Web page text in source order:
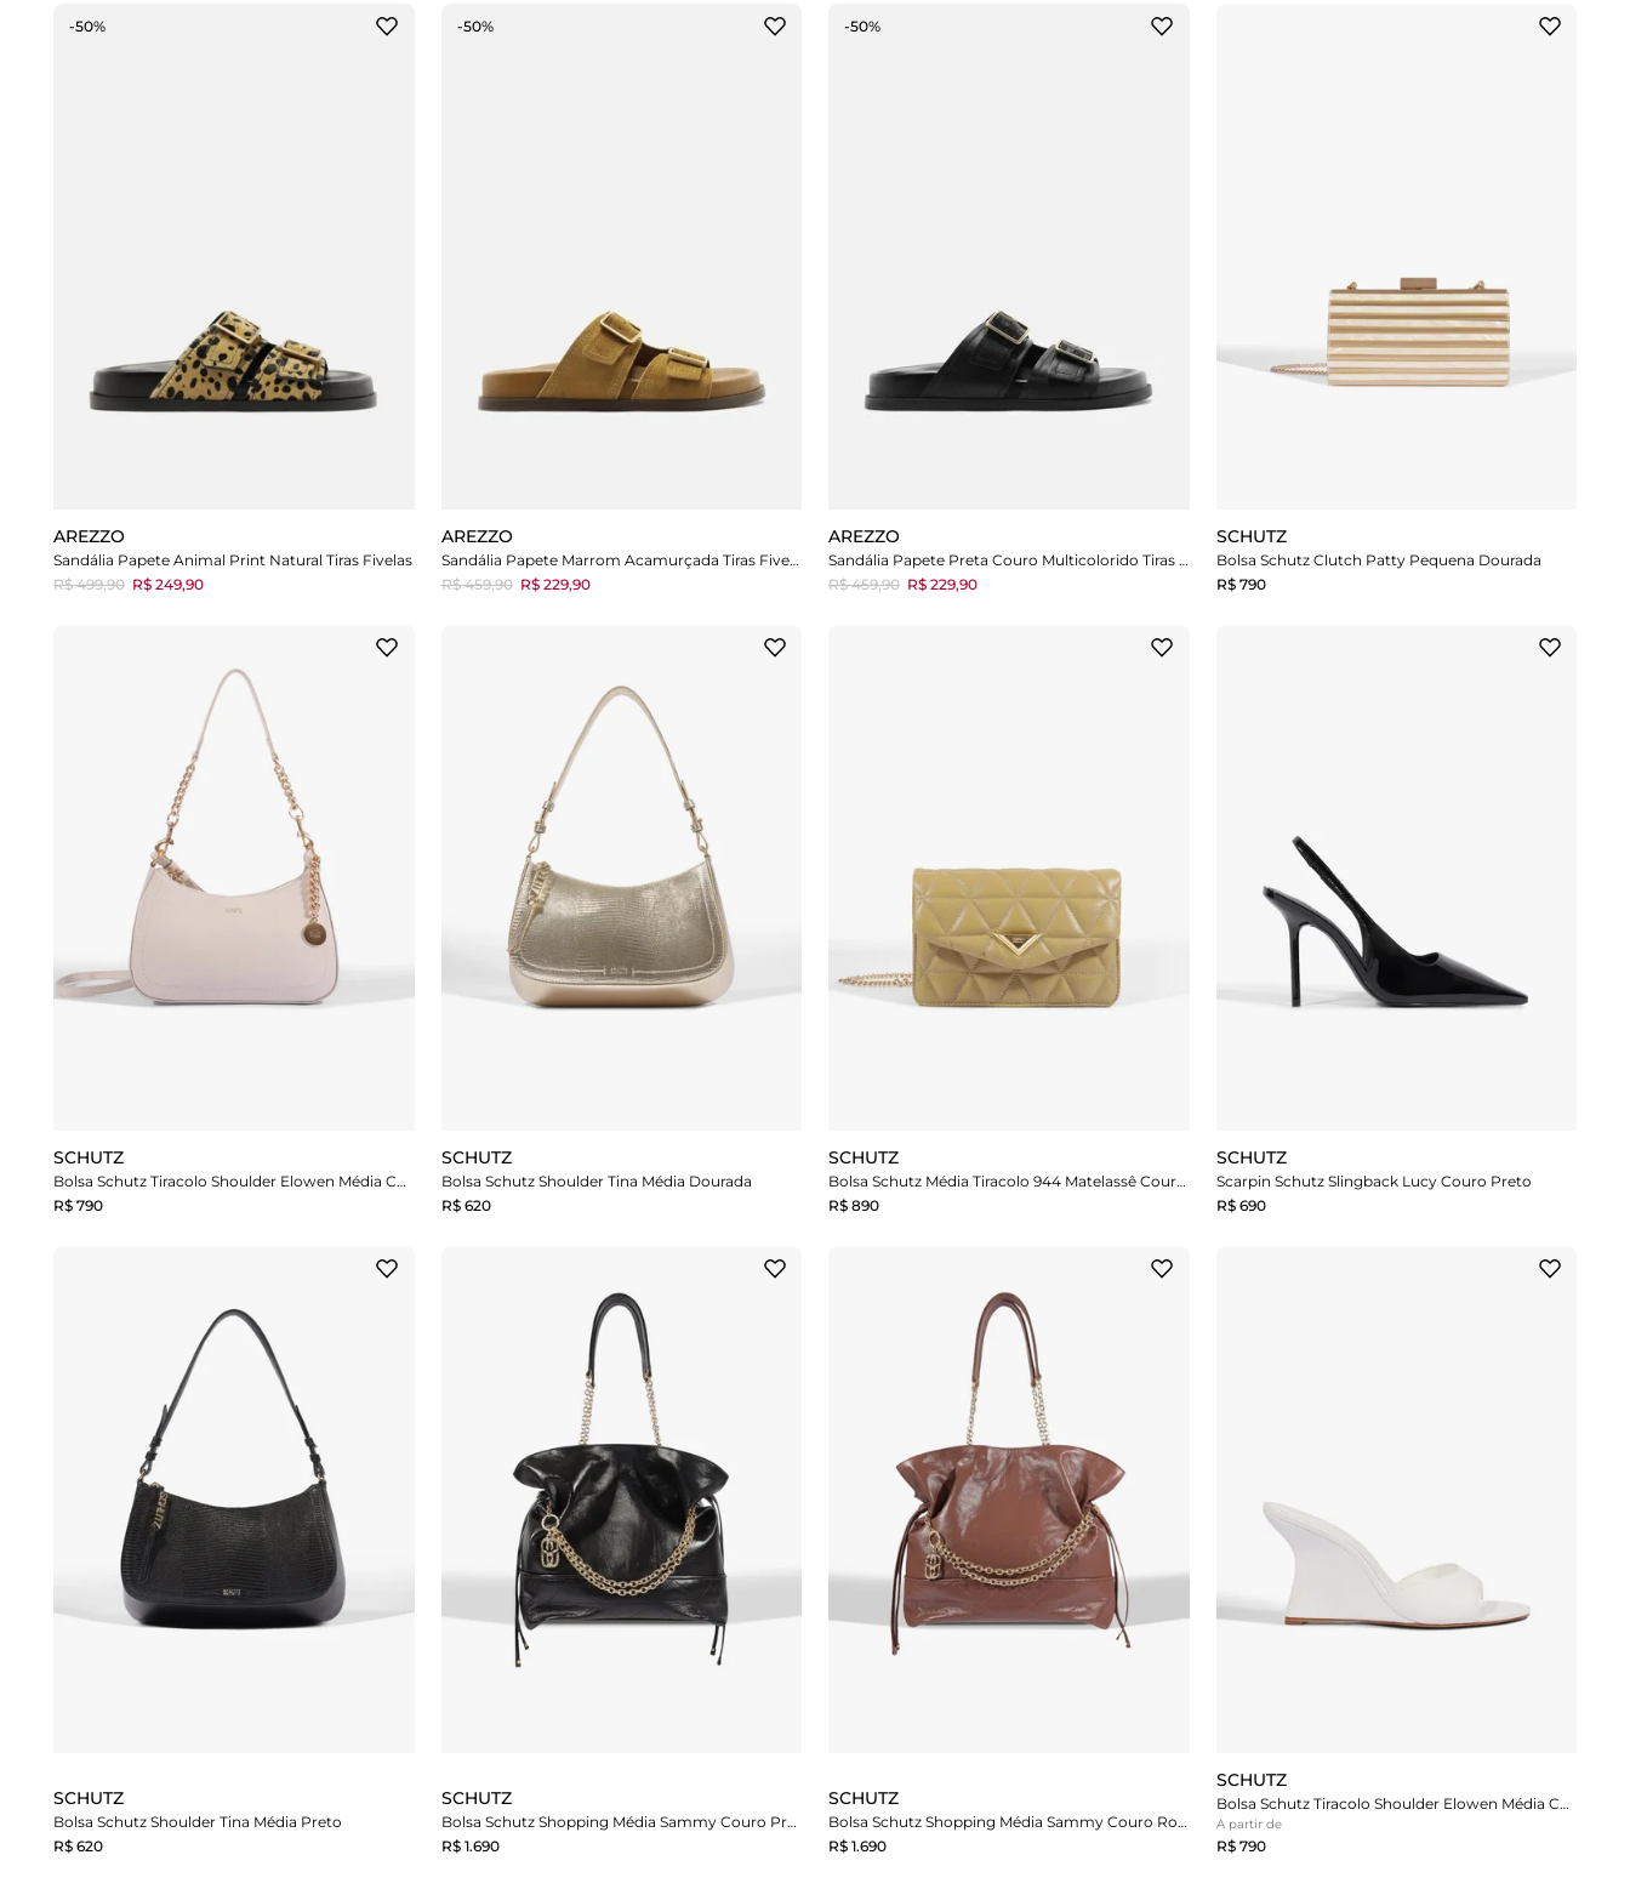
-50%
AREZZO
Sandália Papete Animal Print Natural Tiras Fivelas
R$ 499,90 R$ 249,90
-50%
AREZZO
Sandália Papete Marrom Acamurçada Tiras Fivelas
R$ 459,90 R$ 229,90
-50%
AREZZO
Sandália Papete Preta Couro Multicolorido Tiras Fivelas
R$ 459,90 R$ 229,90
SCHUTZ
Bolsa Schutz Clutch Patty Pequena Dourada
R$ 790
SCHUTZ
Bolsa Schutz Tiracolo Shoulder Elowen Média Couro Branca
R$ 790
SCHUTZ
Bolsa Schutz Shoulder Tina Média Dourada
R$ 620
SCHUTZ
Bolsa Schutz Média Tiracolo 944 Matelassê Couro Verde
R$ 890
SCHUTZ
Scarpin Schutz Slingback Lucy Couro Preto
R$ 690
SCHUTZ
Bolsa Schutz Shoulder Tina Média Preto
R$ 620
SCHUTZ
Bolsa Schutz Shopping Média Sammy Couro Preta
R$ 1.690
SCHUTZ
Bolsa Schutz Shopping Média Sammy Couro Rosa
R$ 1.690
SCHUTZ
Bolsa Schutz Tiracolo Shoulder Elowen Média Couro Nude
A partir de
R$ 790